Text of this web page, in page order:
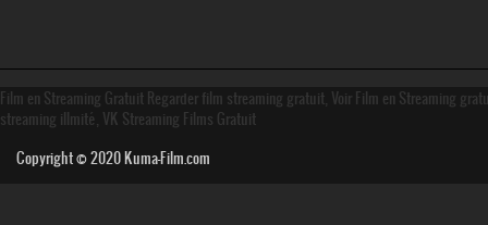
Film en Streaming Gratuit Regarder film streaming gratuit, Voir Film en Streaming
streaming illmité, VK Streaming Films Gratuit
Copyright © 2020Kuma-Film.com